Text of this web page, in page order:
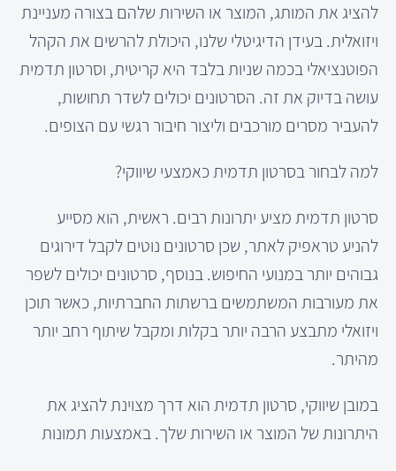
להציג את המותג, המוצר או השירות שלהם בצורה מעניינת
ויזואלית. בעידן הדיגיטלי שלנו, היכולת להרשים את הקהל
הפוטנציאלי בכמה שניות בלבד היא קריטית, וסרטון תדמית
עושה בדיוק את זה. הסרטונים יכולים לשדר תחושות,
להעביר מסרים מורכבים וליצור חיבור רגשי עם הצופים.
למה לבחור בסרטון תדמית כאמצעי שיווקי?
סרטון תדמית מציע יתרונות רבים. ראשית, הוא מסייע
להניע טראפיק לאתר, שכן סרטונים נוטים לקבל דירוגים
גבוהים יותר במנועי החיפוש. בנוסף, סרטונים יכולים לשפר
את מעורבות המשתמשים ברשתות החברתיות, כאשר תוכן
ויזואלי מתבצע הרבה יותר בקלות ומקבל שיתוף רחב יותר
מהיתר.
במובן שיווקי, סרטון תדמית הוא דרך מצוינת להציג את
היתרונות של המוצר או השירות שלך. באמצעות תמונות